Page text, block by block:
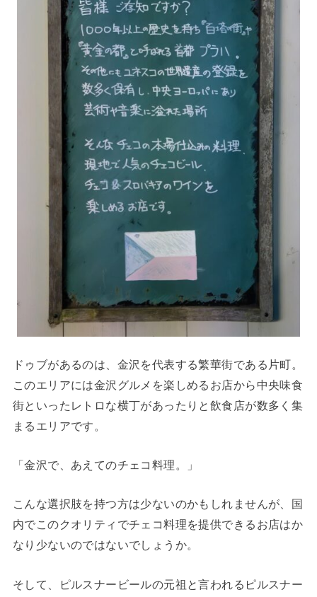
ドゥブがあるのは、金沢を代表する繁華街である片町。
このエリアには金沢グルメを楽しめるお店から中央味食
街といったレトロな横丁があったりと飲食店が数多く集
まるエリアです。
「金沢で、あえてのチェコ料理。」
こんな選択肢を持つ方は少ないのかもしれませんが、国
内でこのクオリティでチェコ料理を提供できるお店はか
なり少ないのではないでしょうか。
そして、ピルスナービールの元祖と言われるピルスナー